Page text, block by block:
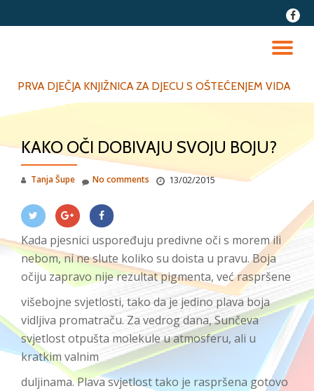
fa-
PRVA DJEČJA KNJIŽNICA ZA DJECU S OŠTEĆENJEM VIDA
KAKO OČI DOBIVAJU SVOJU BOJU?
Tanja Šupe 13/02/2015
No comments
Kada pjesnici uspoređuju predivne oči s morem ili
nebom, ni ne slute koliko su doista u pravu. Boja
očiju zapravo nije rezultat pigmenta, već raspršene
višebojne svjetlosti, tako da je jedino plava boja
vidljiva promatraču. Za vedrog dana, Sunčeva
svjetlost otpušta molekule u atmosferu, ali u
kratkim valnim
duljinama. Plava svjetlost tako je raspršena gotovo